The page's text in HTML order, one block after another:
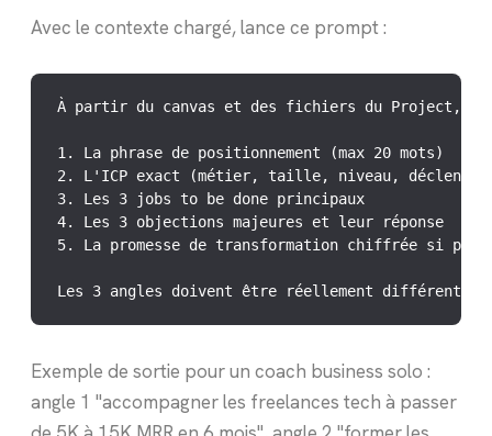
Avec le contexte chargé, lance ce prompt :
À partir du canvas et des fichiers du Project,
1. La phrase de positionnement (max 20 mots)
2. L'ICP exact (métier, taille, niveau,
3. Les 3 jobs to be done principaux
4. Les 3 objections majeures et leur réponse
5. La promesse de transformation chiffrée si
Les 3 angles doivent être réellement différents
Exemple de sortie pour un coach business solo :
angle 1 "accompagner les freelances tech à passer